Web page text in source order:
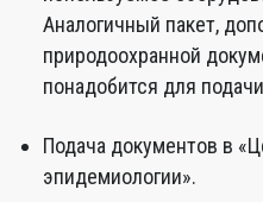
Аналогичный пакет,
природоохранной
понадобится для
Подача документов в
эпидемиологии».